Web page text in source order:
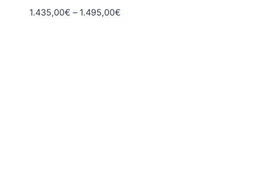
1.435,00€ – 1.495,00€Hintaluokka: